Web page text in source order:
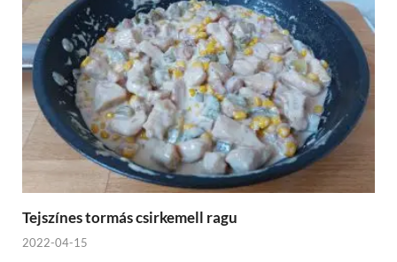
Tejszínes tormás csirkemell ragu
2022-04-15